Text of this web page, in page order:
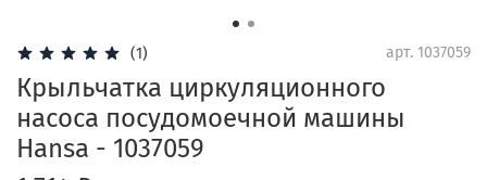
(1) арт. 1037059
Крыльчатка циркуляционного
насоса посудомоечной машины
Hansa - 1037059